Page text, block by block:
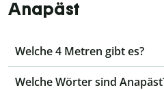
Anapäst
Welche 4 Metren gibt es?
Welche Wörter sind